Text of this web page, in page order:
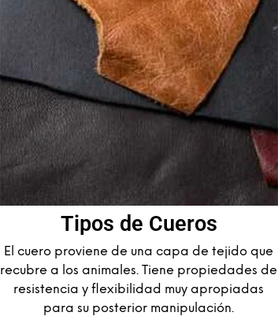
Tipos de Cueros
El cuero proviene de una capa de tejido que
recubre a los animales. Tiene propiedades de
resistencia y flexibilidad muy apropiadas
para su posterior manipulación.